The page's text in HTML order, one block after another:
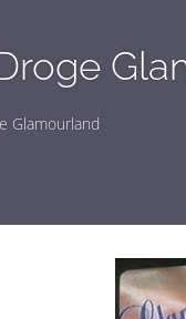
Glamourland